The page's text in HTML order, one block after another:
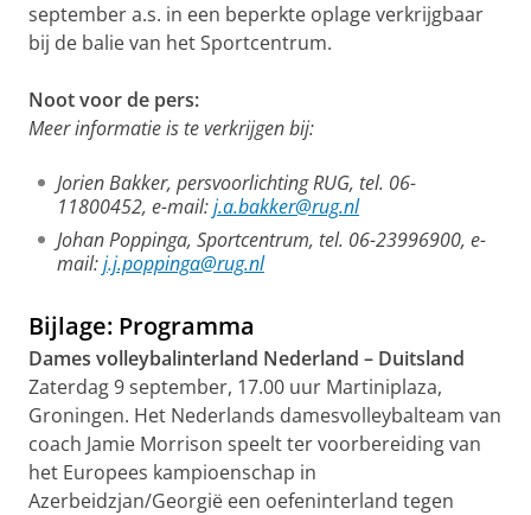
september a.s. in een beperkte oplage verkrijgbaar
bij de balie van het Sportcentrum.
Noot voor de pers:
Meer informatie is te verkrijgen bij:
Jorien Bakker, persvoorlichting RUG, tel. 06-
11800452, e-mail:j.a.bakker@rug.nl
Johan Poppinga, Sportcentrum, tel. 06-23996900, e-
mail:j.j.poppinga@rug.nl
Bijlage: Programma
Dames volleybalinterland Nederland – Duitsland
Zaterdag 9 september, 17.00 uur Martiniplaza,
Groningen. Het Nederlands damesvolleybalteam van
coach Jamie Morrison speelt ter voorbereiding van
het Europees kampioenschap in
Azerbeidzjan/Georgië een oefeninterland tegen